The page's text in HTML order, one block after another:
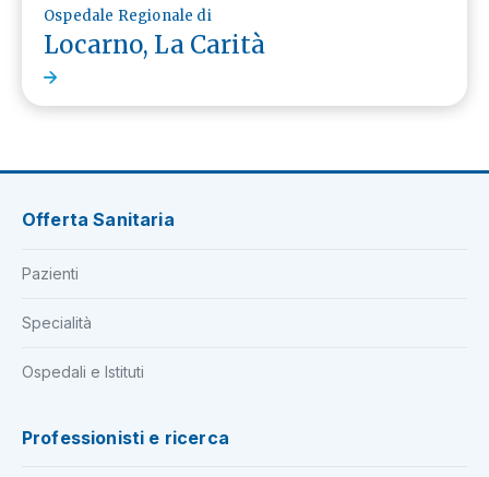
Ospedale Regionale di
Locarno, La Carità
Offerta Sanitaria
Pazienti
Specialità
Ospedali e Istituti
Professionisti e ricerca